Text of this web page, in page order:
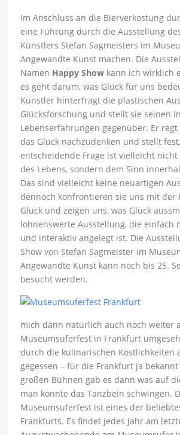
Im Anschluss an die Bierverkostung
eine Führung durch die Ausstellung
Künstlers Stefan Sagmeisters im
Angewandte Kunst machen. Die
Namen Happy Show kann ich wirklich
es geht darum, was Glück für uns
Künstler hinterfragt die plastischen
Glücksforschung und stellt sie seinen
Lebenserfahrungen gegenüber. Er
das Glück nachzudenken und stellt
entscheidende Frage ist vielleicht
des Lebens, sondern dem Sinn
Das sind vielleicht keine neuartigen
dennoch konfrontieren sie uns mit der
Glück und zeigen uns, was Glück
lohnenswerte Ausstellung, die einfach
und interaktiv angelegt ist. Die
Show von Stefan Sagmeister im
Angewandte Kunst kann noch bis 25.
besucht werden.
mich dann natürlich auch noch weiter
Museumsuferfest in Frankfurt
durch die kulinarischen Köstlichkeiten
gegessen – für die Frankfurt ja
großen Bühnen gab es dann was auf
man konnte das Tanzbein schwingen.
Museumsuferfest ist eines der
Frankfurts. Es findet jedes Jahr am